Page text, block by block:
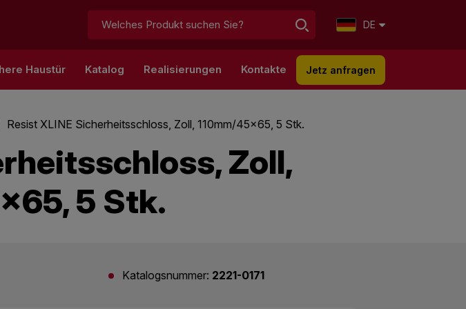
Suchen: DE
Haustür Katalog Realisierungen Kontakte Jetz anfragen
Resist XLINE Sicherheitsschloss, Zoll, 110mm/45x65, 5 Stk.
Zoll,
5 Stk.
Katalogsnummer: 2221-0171